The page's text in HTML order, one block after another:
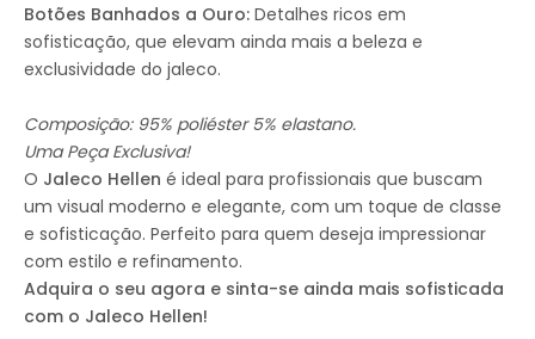
Botões Banhados a Ouro: Detalhes ricos em
sofisticação, que elevam ainda mais a beleza e
exclusividade do jaleco.
Composição: 95% poliéster 5% elastano.
Uma Peça Exclusiva!
O Jaleco Hellen é ideal para profissionais que buscam
um visual moderno e elegante, com um toque de classe
e sofisticação. Perfeito para quem deseja impressionar
com estilo e refinamento.
Adquira o seu agora e sinta-se ainda mais sofisticada
com o Jaleco Hellen!